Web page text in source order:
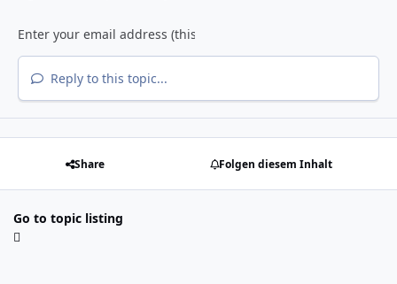
Reply to this topic...
Share Folgen diesem Inhalt
Go to topic listing